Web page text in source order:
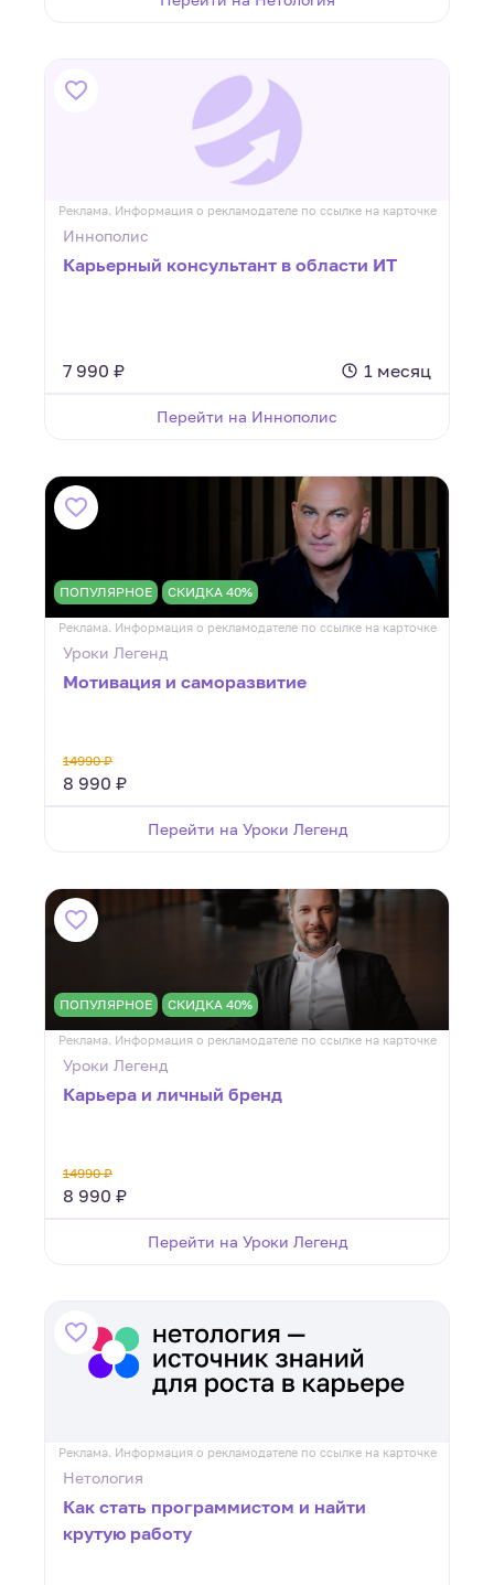
Реклама. Информация о рекламодателе по ссылке на карточке
Иннополис
Карьерный консультант в области ИТ
7 990 ₽ 1 месяц
Перейти на Иннополис
ПОПУЛЯРНОЕ СКИДКА 40%
Реклама. Информация о рекламодателе по ссылке на карточке
Уроки Легенд
Мотивация и саморазвитие
14990 ₽
8 990 ₽
Перейти на Уроки Легенд
ПОПУЛЯРНОЕ СКИДКА 40%
Реклама. Информация о рекламодателе по ссылке на карточке
Уроки Легенд
Карьера и личный бренд
14990 ₽
8 990 ₽
Перейти на Уроки Легенд
Реклама. Информация о рекламодателе по ссылке на карточке
Нетология
Как стать программистом и найти
крутую работу